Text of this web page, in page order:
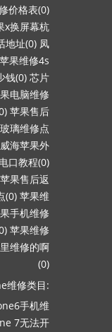
价格表(0)
x换屏幕杭
地址(0) 凤
果维修4s
钱(0) 芯片
电脑维修
苹果售后
璃维修点
威海苹果外
口教程(0)
果售后返
(0) 苹果维
手机维修
苹果维修
维修的啊
(0)
维修类目:
手机维
7无法开